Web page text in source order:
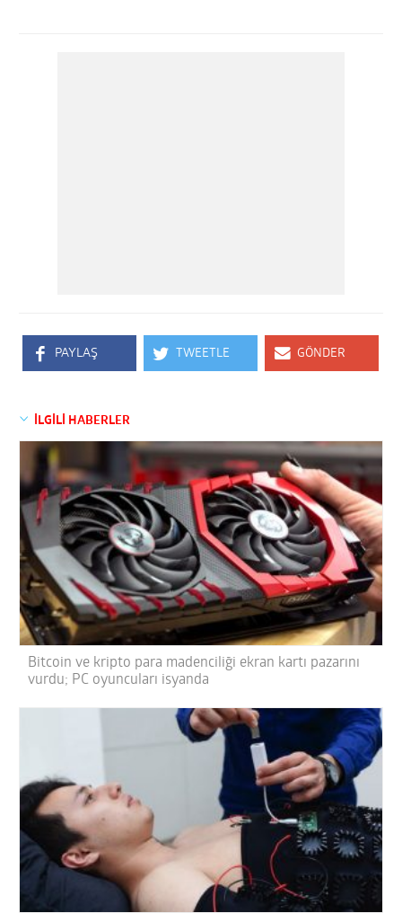
PAYLAŞ TWEETLE GÖNDER
İLGİLİ HABERLER
Bitcoin ve kripto para madenciliği ekran kartı pazarını
vurdu; PC oyuncuları isyanda